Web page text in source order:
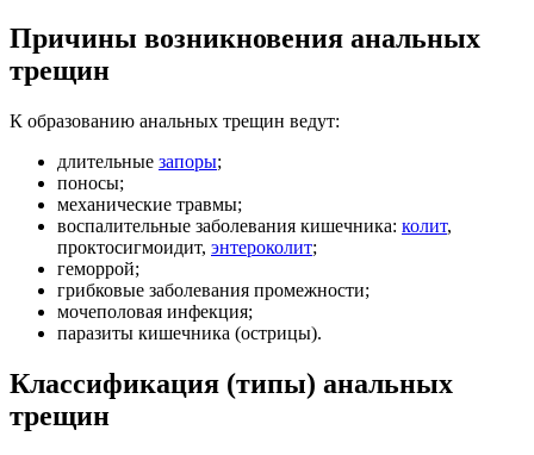
Причины возникновения анальных
трещин
К образованию анальных трещин ведут:
длительные запоры;
поносы;
механические травмы;
воспалительные заболевания кишечника: колит,
проктосигмоидит, энтероколит;
геморрой;
грибковые заболевания промежности;
мочеполовая инфекция;
паразиты кишечника (острицы).
Классификация (типы) анальных
трещин